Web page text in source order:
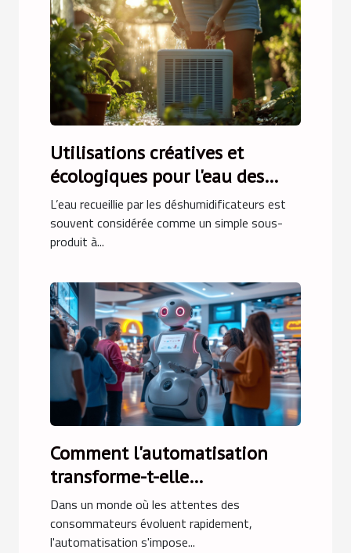
Utilisations créatives et
écologiques pour l'eau des
déshumidificateurs
L’eau recueillie par les déshumidificateurs est
souvent considérée comme un simple sous-
produit à...
Comment l'automatisation
transforme-t-elle
l'engagement client ?
Dans un monde où les attentes des
consommateurs évoluent rapidement,
l'automatisation s'impose...